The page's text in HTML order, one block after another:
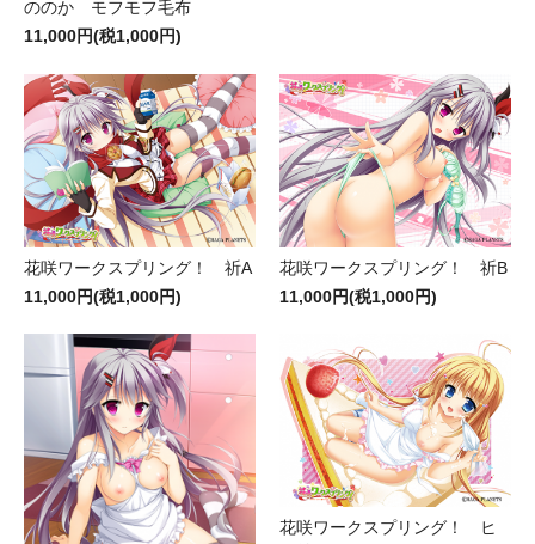
ののか モフモフ毛布
11,000円(税1,000円)
花咲ワークスプリング！ 祈A
11,000円(税1,000円)
花咲ワークスプリング！ 祈B
11,000円(税1,000円)
花咲ワークスプリング！ ヒ